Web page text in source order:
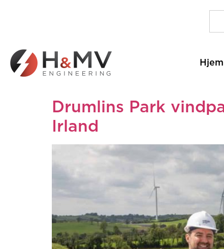
Hjem
Drumlins Park
Irland